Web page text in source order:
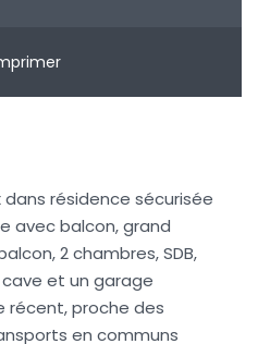
résidence sécurisée
avec balcon, grand
2 chambres, SDB,
cave et un garage
récent, proche des
en communs